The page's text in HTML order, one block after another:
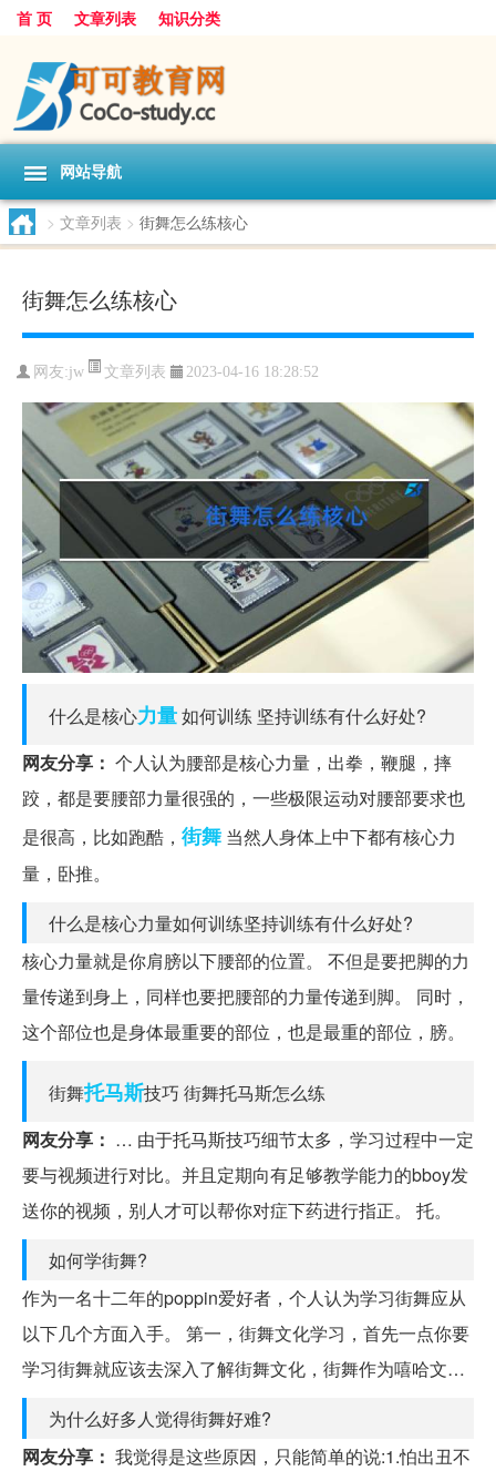
首 页 文章列表 知识分类
网站导航
> 文章列表 > 街舞怎么练核心
街舞怎么练核心
网友:jw 文章列表 2023-04-16 18:28:52
什么是核心力量如何训练 坚持训练有什么好处?
网友分享： 个人认为腰部是核心力量，出拳，鞭腿，摔
跤，都是要腰部力量很强的，一些极限运动对腰部要求也
是很高，比如跑酷， 街舞 当然人身体上中下都有核心力
量，卧推。
什么是核心力量如何训练坚持训练有什么好处?
核心力量就是你肩膀以下腰部的位置。 不但是要把脚的力
量传递到身上，同样也要把腰部的力量传递到脚。 同时，
这个部位也是身体最重要的部位，也是最重的部位，膀。
街舞托马斯技巧 街舞托马斯怎么练
网友分享： … 由于托马斯技巧细节太多，学习过程中一定
要与视频进行对比。并且定期向有足够教学能力的bboy发
送你的视频，别人才可以帮你对症下药进行指正。 托。
如何学街舞?
作为一名十二年的poppin爱好者，个人认为学习街舞应从
以下几个方面入手。 第一，街舞文化学习，首先一点你要
学习街舞就应该去深入了解街舞文化，街舞作为嘻哈文…
为什么好多人觉得街舞好难?
网友分享： 我觉得是这些原因，只能简单的说:1.怕出丑不